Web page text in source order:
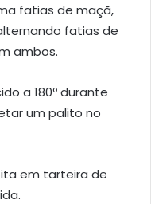
fatias de maçã,
fatias de
ambos.
a 180º durante
um palito no
em tarteira de